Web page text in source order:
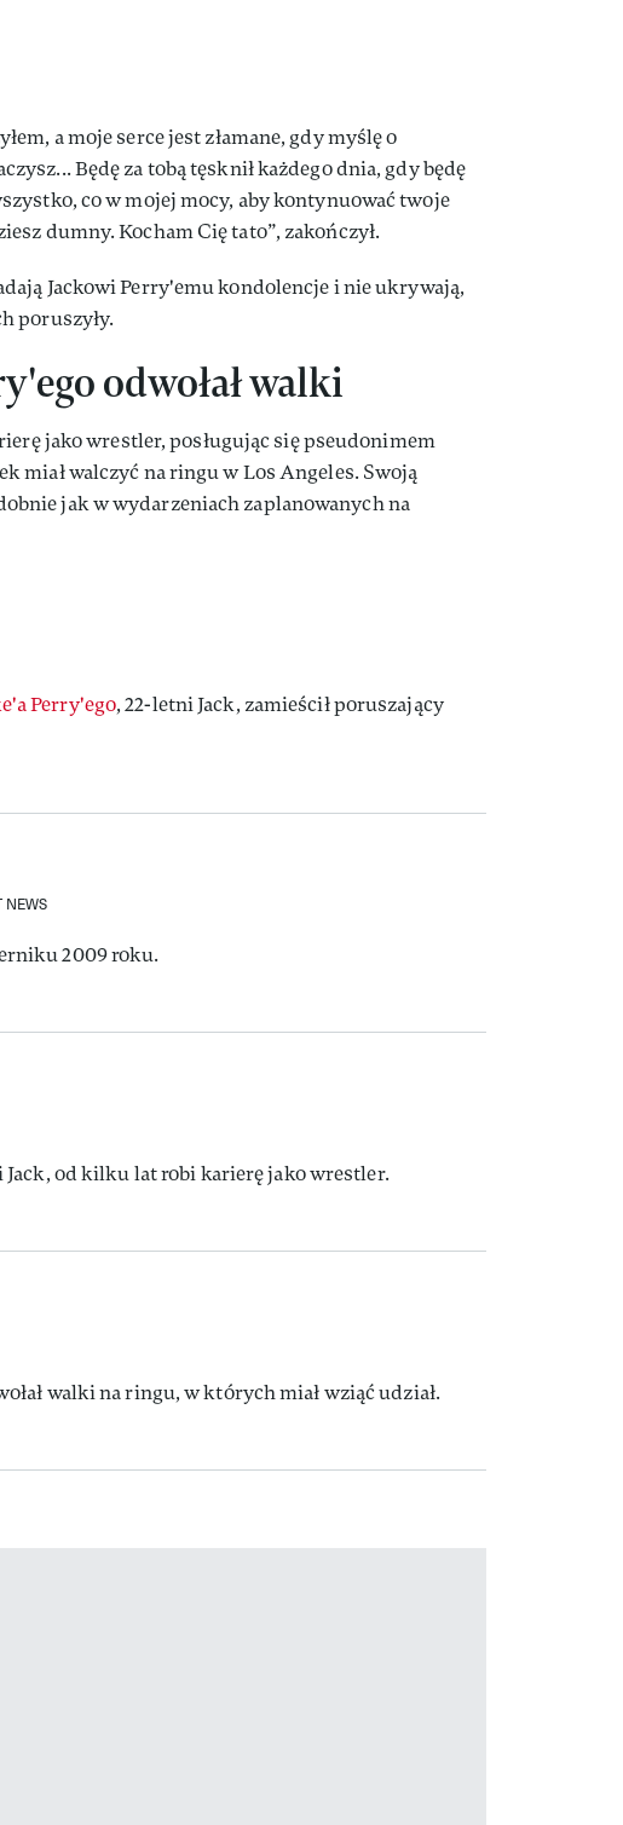
a moje serce jest złamane, gdy myślę o
Będę za tobą tęsknił każdego dnia, gdy będę
co w mojej mocy, aby kontynuować twoje
dumny. Kocham Cię tato”, zakończył.
Jackowi Perry'emu kondolencje i nie ukrywają,
poruszyły.
odwołał walki
jako wrestler, posługując się pseudonimem
miał walczyć na ringu w Los Angeles. Swoją
jak w wydarzeniach zaplanowanych na
Perry'ego, 22-letni Jack, zamieścił poruszający
NEWS
2009 roku.
Jack, od kilku lat robi karierę jako wrestler.
walki na ringu, w których miał wziąć udział.